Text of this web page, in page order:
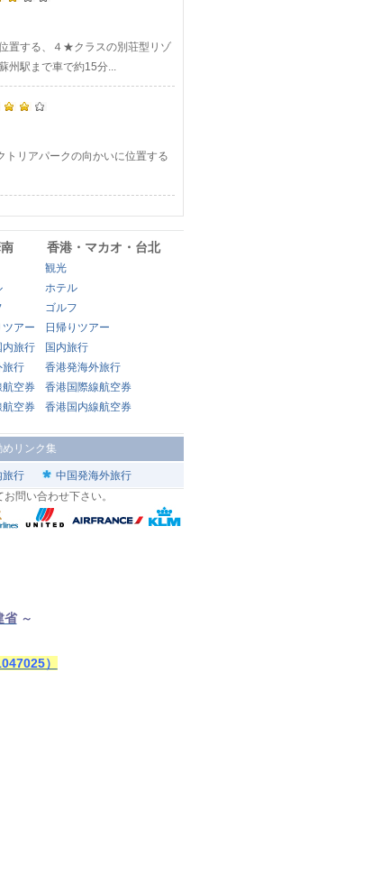
置する、４★クラスの別荘型リゾ
州駅まで車で約15分...
トリアパークの向かいに位置する
香港・マカオ・台北
観光
ホテル
ゴルフ
ツアー
日帰りツアー
内旅行
国内旅行
旅行
香港発海外旅行
航空券
香港国際線航空券
航空券 香港国内線航空券
めリンク集
旅行
中国発海外旅行
問い合わせ下さい。
省～
）